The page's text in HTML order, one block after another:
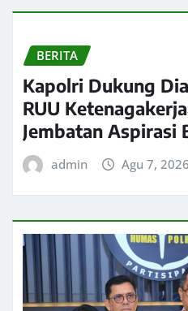
BERITA
Kapolri Dukung
RUU
Jembatan Aspirasi
admin Agu 7, 2026